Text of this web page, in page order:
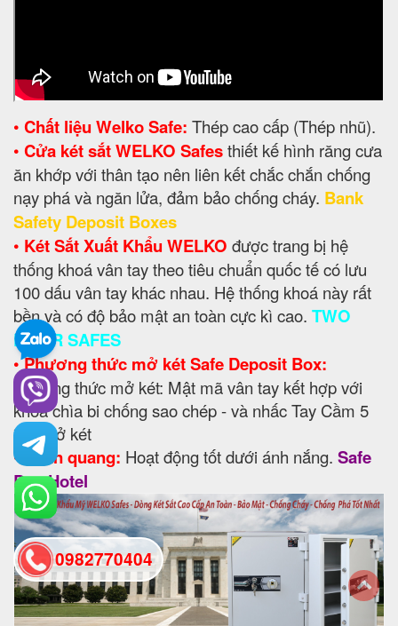
• Chất liệu Welko Safe: Thép cao cấp (Thép nhũ).
• Cửa két sắt WELKO Safesthiết kế hình răng cưa
ăn khớp với thân tạo nên liên kết chắc chắn chống
nạy phá và ngăn lửa, đảm bảo chống cháy. Bank
Safety Deposit Boxes
• Két Sắt Xuất Khẩu WELKO được trang bị hệ
thống khoá vân tay theo tiêu chuẩn quốc tế có lưu
100 dấu vân tay khác nhau. Hệ thống khoá này rất
bền và có độ bảo mật an toàn cực kì cao. TWO
DOOR SAFES
•Phương thức mở két Safe Deposit Box:
Phương thức mở két: Mật mã vân tay kết hợp với
khoá chìa bi chống sao chép - và nhấc Tay Cầm 5
*để mở két
• Phản quang: Hoạt động tốt dưới ánh nắng. Safe
Box Hotel
0982770404
back